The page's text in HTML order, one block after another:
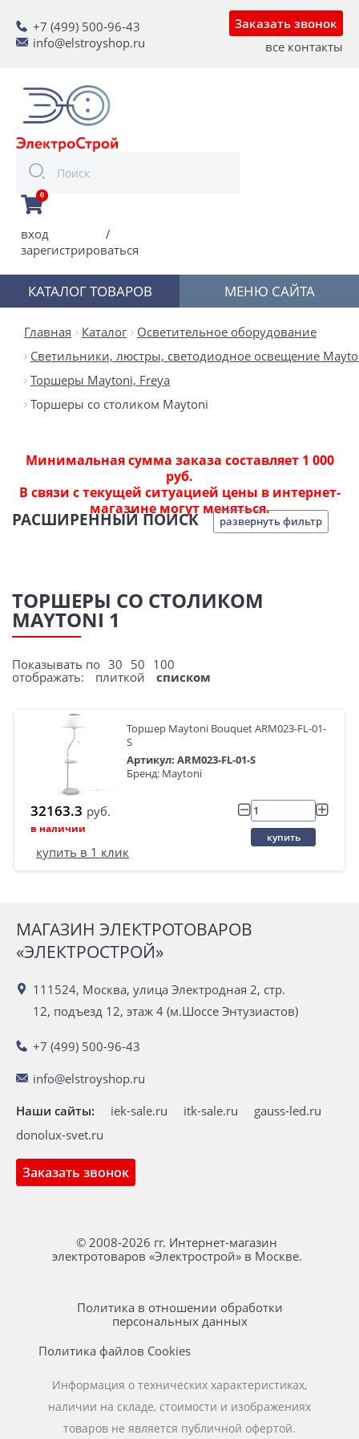
+7 (499) 500-96-43
info@elstroyshop.ru
Заказать звонок
все контакты
0
вход
/
зарегистрироваться
КАТАЛОГ ТОВАРОВ МЕНЮ САЙТА
Главная Каталог
Осветительное оборудование
Светильники, люстры, светодиодное освещение
Торшеры Maytoni, Freya
Торшеры со столиком Maytoni
Минимальная сумма заказа составляет 1 000
руб.
В связи с текущей ситуацией цены в интернет-
магазине могут меняться.
РАСШИРЕННЫЙ ПОИСК развернуть фильтр
ТОРШЕРЫ СО СТОЛИКОМ
MAYTONI 1
Показывать по 30 50 100
отображать:
плиткой списком
Торшер Maytoni Bouquet ARM023-FL-01-
S
Артикул: ARM023-FL-01-S
Бренд: Maytoni
32163.3 руб.
в наличии
купить
купить в 1 клик
МАГАЗИН ЭЛЕКТРОТОВАРОВ
«ЭЛЕКТРОСТРОЙ»
111524, Москва, улица Электродная 2, стр.
12, подъезд 12, этаж 4 (м.Шоссе Энтузиастов)
+7 (499) 500-96-43
info@elstroyshop.ru
Заказать звонок
Наши сайты: iek-sale.ru itk-sale.ru
gauss-led.ru
donolux-svet.ru
© 2008-2026 гг. Интернет-магазин
электротоваров «Электрострой» в Москве.
Политика в отношении обработки
персональных данных
Политика файлов Cookies
Информация о технических характеристиках,
наличии на складе, стоимости и изображениях
товаров не является публичной офертой.